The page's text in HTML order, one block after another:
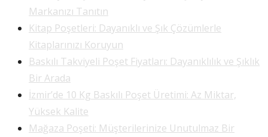
Markanızı Tanıtın
Kitap Poşetleri: Dayanıklı ve Şık Çözümlerle
Kitaplarınızı Koruyun
Baskılı Takviyeli Poşet Fiyatları: Dayanıklılık ve Şıklık
Bir Arada
İzmir’de 10 Kg Baskılı Poşet Üretimi: Az Miktar,
Yüksek Kalite
Mağaza Poşeti: Müşterilerinize Unutulmaz Bir